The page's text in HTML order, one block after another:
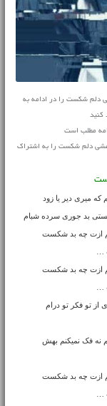
دلم شکست را در ادامه به
مطلب است
دلم شکست را به اشتراک
میری دیر یا زود
بد جوری سرده شبام
ازت چه بد شکست
…
ازت چه بد شکست
…
تو فکر تو درام
نه فک نمیکنم بهش
ازت چه بد شکست
…